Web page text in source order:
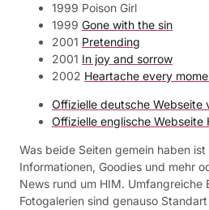
1999 Poison Girl
1999 Gone with the sin
2001 Pretending
2001 In joy and sorrow
2002 Heartache every
Offizielle deutsche Webseite
Offizielle englische Webseite
Was beide Seiten gemein haben
Informationen, Goodies und mehr
News rund um HIM. Umfangreiche
Fotogalerien sind genauso